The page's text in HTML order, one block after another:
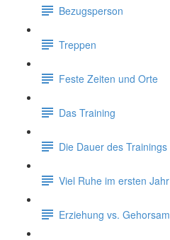
Bezugsperson
Treppen
Feste Zeiten und Orte
Das Training
Die Dauer des Trainings
Viel Ruhe im ersten Jahr
Erziehung vs. Gehorsam